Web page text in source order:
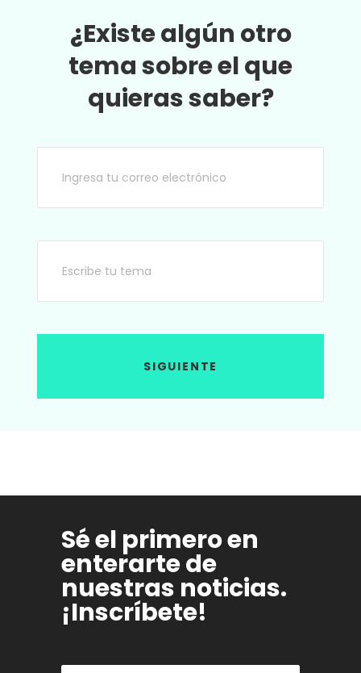
¿Existe algún otro
tema sobre el que
quieras saber?
SIGUIENTE
Sé el primero en
enterarte de
nuestras noticias.
¡Inscríbete!